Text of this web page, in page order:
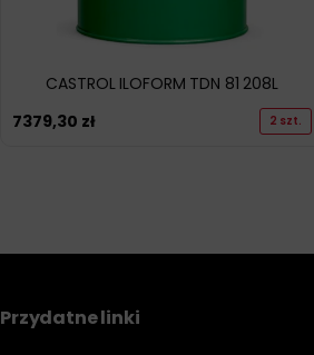
CASTROL ILOFORM TDN 81 208L
7379,30 zł 2 szt.
Przydatne linki